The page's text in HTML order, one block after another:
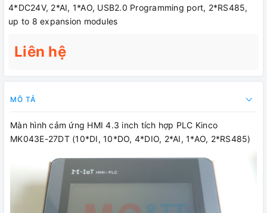
4*DC24V, 2*AI, 1*AO, USB2.0 Programming port, 2*RS485,
up to 8 expansion modules
Liên hệ
MÔ TẢ
Màn hình cảm ứng HMI 4.3 inch tích hợp PLC Kinco
MK043E-27DT (10*DI, 10*DO, 4*DIO, 2*AI, 1*AO, 2*RS485)